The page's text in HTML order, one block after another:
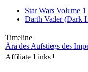
Star Wars Volume
Darth Vader (Dark
Timeline
Ära des Aufstiegs des
Affiliate-Links ¹